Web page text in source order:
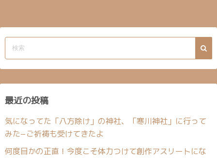
最近の投稿
気になってた「八方除け」の神社、「寒川神社」に行って
みた−ご祈祷も受けてきたよ
何度目かの正直！今度こそ体力つけて創作アスリートにな